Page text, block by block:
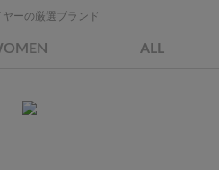
ヤーの厳選ブランド
ALL